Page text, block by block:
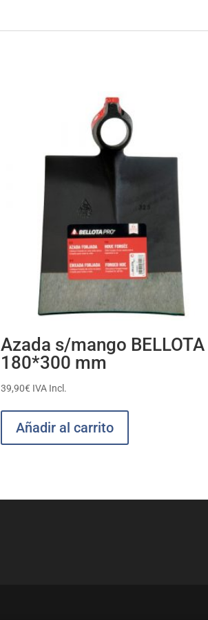
Azada s/mango BELLOTA
180*300 mm
39,90€ IVA Incl.
Añadir al carrito